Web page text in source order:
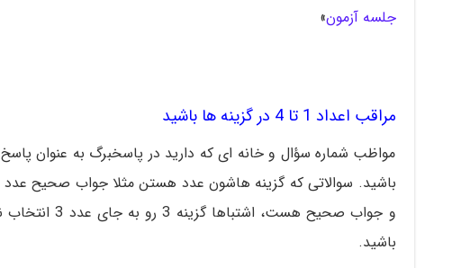
جلسه آزمون»
مراقب اعداد 1 تا 4 در گزینه ها باشید
مواظب شماره سؤال و خانه ای که دارید در پاسخبرگ به عنوان
و جواب صحیح هست،
باشید.